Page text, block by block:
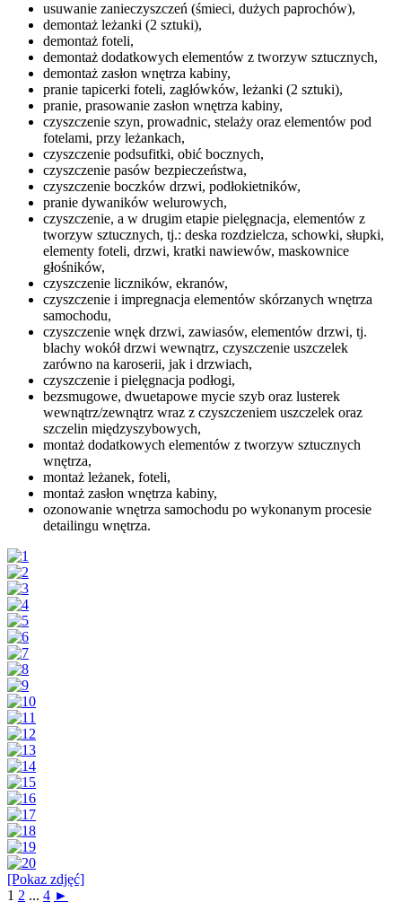
usuwanie zanieczyszczeń (śmieci, dużych paprochów),
demontaż leżanki (2 sztuki),
demontaż foteli,
demontaż dodatkowych elementów z tworzyw sztucznych,
demontaż zasłon wnętrza kabiny,
pranie tapicerki foteli, zagłówków, leżanki (2 sztuki),
pranie, prasowanie zasłon wnętrza kabiny,
czyszczenie szyn, prowadnic, stelaży oraz elementów pod
fotelami, przy leżankach,
czyszczenie podsufitki, obić bocznych,
czyszczenie pasów bezpieczeństwa,
czyszczenie boczków drzwi, podłokietników,
pranie dywaników welurowych,
czyszczenie, a w drugim etapie pielęgnacja, elementów z
tworzyw sztucznych, tj.: deska rozdzielcza, schowki, słupki,
elementy foteli, drzwi, kratki nawiewów, maskownice
głośników,
czyszczenie liczników, ekranów,
czyszczenie i impregnacja elementów skórzanych wnętrza
samochodu,
czyszczenie wnęk drzwi, zawiasów, elementów drzwi, tj.
blachy wokół drzwi wewnątrz, czyszczenie uszczelek
zarówno na karoserii, jak i drzwiach,
czyszczenie i pielęgnacja podłogi,
bezsmugowe, dwuetapowe mycie szyb oraz lusterek
wewnątrz/zewnątrz wraz z czyszczeniem uszczelek oraz
szczelin międzyszybowych,
montaż dodatkowych elementów z tworzyw sztucznych
wnętrza,
montaż leżanek, foteli,
montaż zasłon wnętrza kabiny,
ozonowanie wnętrza samochodu po wykonanym procesie
detailingu wnętrza.
[Pokaz zdjęć]
1 2 ... 4 ►